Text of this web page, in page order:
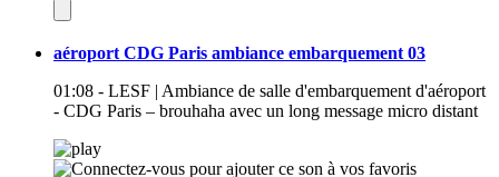
aéroport CDG Paris ambiance embarquement 03
01:08 - LESF | Ambiance de salle d'embarquement d'aéroport
- CDG Paris – brouhaha avec un long message micro distant